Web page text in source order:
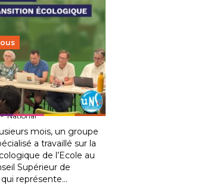
écologique de
: l’UNSA Éducation
les lignes
National
mois, un groupe
a travaillé sur la
de l’Ecole au
Supérieur de
qui représente…